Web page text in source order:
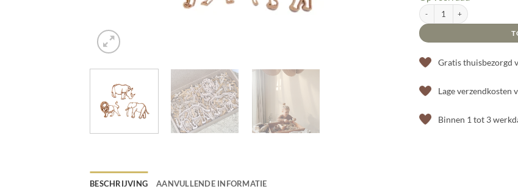
Uitstekers safari dieren aantal
Gratis thuisbezorgd
Lage verzendkosten
Binnen 1 tot 3
BESCHRIJVING AANVULLENDE INFORMATIE